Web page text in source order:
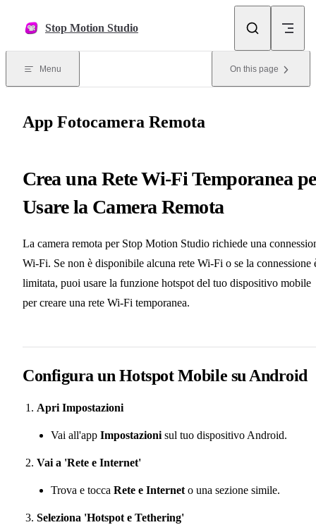
Stop Motion Studio
Menu On this page
App Fotocamera Remota
Crea una Rete Wi-Fi Temporanea
Usare la Camera Remota
La camera remota per Stop Motion Studio richiede una
Wi-Fi. Se non è disponibile alcuna rete Wi-Fi o se la connessione
limitata, puoi usare la funzione hotspot del tuo dispositivo mobile
per creare una rete Wi-Fi temporanea.
Configura un Hotspot Mobile su Android
Apri Impostazioni
Vai all'app Impostazioni sul tuo dispositivo Android.
Vai a 'Rete e Internet'
Trova e tocca Rete e Internet o una sezione simile.
Seleziona 'Hotspot e Tethering'